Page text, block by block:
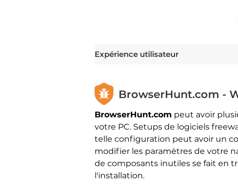
Expérience utilisateur
BrowserHunt.com -
BrowserHunt.com peut avoir
votre PC. Setups de logiciels
telle configuration peut avoir un
modifier les paramètres de votre
de composants inutiles se fait en
l'installation.